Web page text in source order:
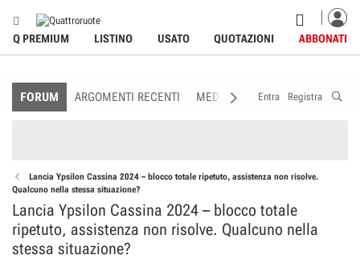
Q PREMIUM LISTINO USATO QUOTAZIONI ABBONATI
FORUM ARGOMENTI RECENTI MEDIA MEMBRI
Entra Registra
Lancia Ypsilon Cassina 2024 – blocco totale ripetuto, assistenza non risolve.
Qualcuno nella stessa situazione?
Lancia Ypsilon Cassina 2024 – blocco totale
ripetuto, assistenza non risolve. Qualcuno nella
stessa situazione?